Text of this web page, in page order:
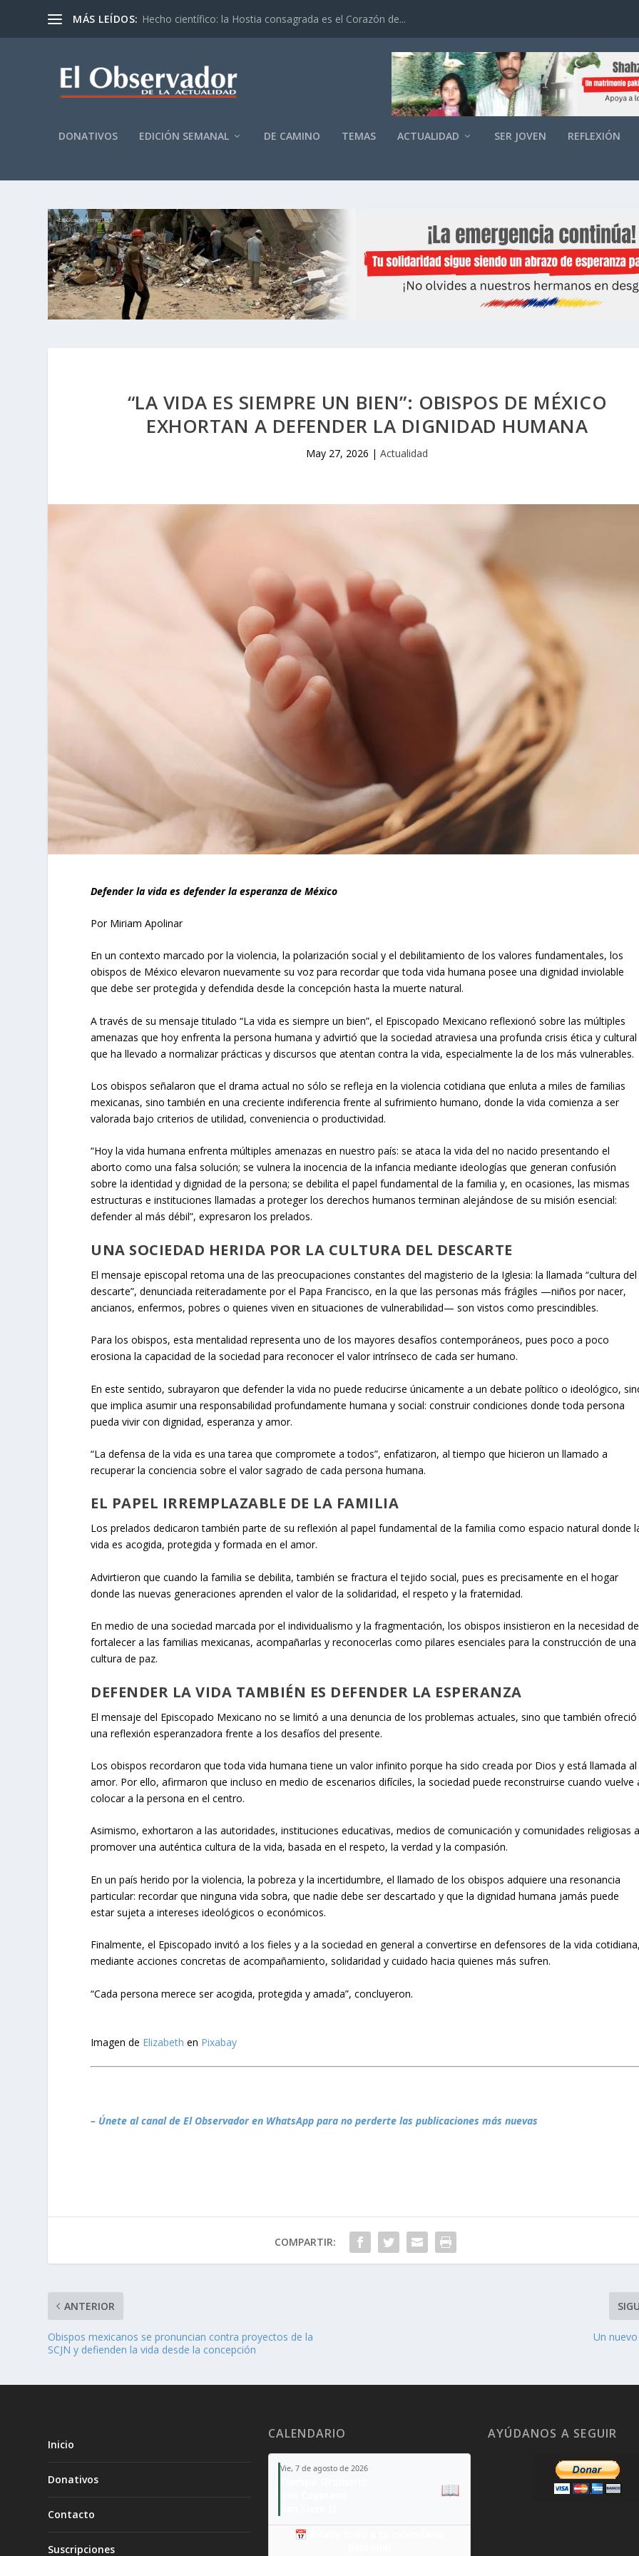
MÁS LEÍDOS: Hecho científico: la Hostia consagrada es el Corazón de...
DONATIVOS EDICIÓN SEMANAL DE CAMINO TEMAS ACTUALIDAD SER JOVEN REFLEXIÓN
“LA VIDA ES SIEMPRE UN BIEN”: OBISPOS DE MÉXICO
EXHORTAN A DEFENDER LA DIGNIDAD HUMANA
May 27, 2026 |Actualidad
Defender la vida es defender la esperanza de México
Por Miriam Apolinar
En un contexto marcado por la violencia, la polarización social y el debilitamiento de los valores fundamentales, los
obispos de México elevaron nuevamente su voz para recordar que toda vida humana posee una dignidad inviolable
que debe ser protegida y defendida desde la concepción hasta la muerte natural.
A través de su mensaje titulado “La vida es siempre un bien”, el Episcopado Mexicano reflexionó sobre las múltiples
amenazas que hoy enfrenta la persona humana y advirtió que la sociedad atraviesa una profunda crisis ética y cultural
que ha llevado a normalizar prácticas y discursos que atentan contra la vida, especialmente la de los más vulnerables.
Los obispos señalaron que el drama actual no sólo se refleja en la violencia cotidiana que enluta a miles de familias
mexicanas, sino también en una creciente indiferencia frente al sufrimiento humano, donde la vida comienza a ser
valorada bajo criterios de utilidad, conveniencia o productividad.
“Hoy la vida humana enfrenta múltiples amenazas en nuestro país: se ataca la vida del no nacido presentando el
aborto como una falsa solución; se vulnera la inocencia de la infancia mediante ideologías que generan confusión
sobre la identidad y dignidad de la persona; se debilita el papel fundamental de la familia y, en ocasiones, las mismas
estructuras e instituciones llamadas a proteger los derechos humanos terminan alejándose de su misión esencial:
defender al más débil”, expresaron los prelados.
UNA SOCIEDAD HERIDA POR LA CULTURA DEL DESCARTE
El mensaje episcopal retoma una de las preocupaciones constantes del magisterio de la Iglesia: la llamada “cultura del
descarte”, denunciada reiteradamente por el Papa Francisco, en la que las personas más frágiles —niños por nacer,
ancianos, enfermos, pobres o quienes viven en situaciones de vulnerabilidad— son vistos como prescindibles.
Para los obispos, esta mentalidad representa uno de los mayores desafíos contemporáneos, pues poco a poco
erosiona la capacidad de la sociedad para reconocer el valor intrínseco de cada ser humano.
En este sentido, subrayaron que defender la vida no puede reducirse únicamente a un debate político o ideológico,
que implica asumir una responsabilidad profundamente humana y social: construir condiciones donde toda persona
pueda vivir con dignidad, esperanza y amor.
“La defensa de la vida es una tarea que compromete a todos”, enfatizaron, al tiempo que hicieron un llamado a
recuperar la conciencia sobre el valor sagrado de cada persona humana.
EL PAPEL IRREMPLAZABLE DE LA FAMILIA
Los prelados dedicaron también parte de su reflexión al papel fundamental de la familia como espacio natural donde
vida es acogida, protegida y formada en el amor.
Advirtieron que cuando la familia se debilita, también se fractura el tejido social, pues es precisamente en el hogar
donde las nuevas generaciones aprenden el valor de la solidaridad, el respeto y la fraternidad.
En medio de una sociedad marcada por el individualismo y la fragmentación, los obispos insistieron en la necesidad de
fortalecer a las familias mexicanas, acompañarlas y reconocerlas como pilares esenciales para la construcción de una
cultura de paz.
DEFENDER LA VIDA TAMBIÉN ES DEFENDER LA ESPERANZA
El mensaje del Episcopado Mexicano no se limitó a una denuncia de los problemas actuales, sino que también ofreció
una reflexión esperanzadora frente a los desafíos del presente.
Los obispos recordaron que toda vida humana tiene un valor infinito porque ha sido creada por Dios y está llamada al
amor. Por ello, afirmaron que incluso en medio de escenarios difíciles, la sociedad puede reconstruirse cuando vuelve
colocar a la persona en el centro.
Asimismo, exhortaron a las autoridades, instituciones educativas, medios de comunicación y comunidades religiosas
promover una auténtica cultura de la vida, basada en el respeto, la verdad y la compasión.
En un país herido por la violencia, la pobreza y la incertidumbre, el llamado de los obispos adquiere una resonancia
particular: recordar que ninguna vida sobra, que nadie debe ser descartado y que la dignidad humana jamás puede
estar sujeta a intereses ideológicos o económicos.
Finalmente, el Episcopado invitó a los fieles y a la sociedad en general a convertirse en defensores de la vida
mediante acciones concretas de acompañamiento, solidaridad y cuidado hacia quienes más sufren.
“Cada persona merece ser acogida, protegida y amada”, concluyeron.
Imagen de Elizabeth en Pixabay
– Únete al canal de El Observador en WhatsApp para no perderte las publicaciones más nuevas
COMPARTIR:
ANTERIOR
Obispos mexicanos se pronuncian contra proyectos de la
SCJN y defienden la vida desde la concepción
Un
Inicio
Donativos
Contacto
Suscripciones
CALENDARIO
Vie, 7 de agosto de 2026
📖
📅 Añade todo a tu calendario
AYÚDANOS A SEGUIR